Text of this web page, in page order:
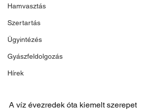
Hamvasztás
Szertartás
Ügyintézés
Gyászfeldolgozás
Hírek
A víz évezredek óta kiemelt szerepet